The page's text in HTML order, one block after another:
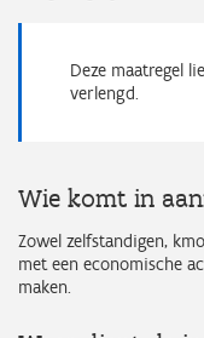
Deze maatregel
verlengd.
Wie komt in
Zowel zelfstandigen,
met een economische
maken.